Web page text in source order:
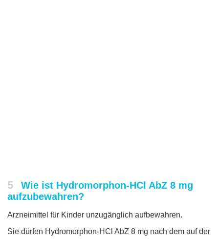
5
Wie ist Hydromorphon-HCl AbZ 8 mg
aufzubewahren?
Arzneimittel für Kinder unzugänglich aufbewahren.
Sie dürfen Hydromorphon-HCl AbZ 8 mg nach dem auf der